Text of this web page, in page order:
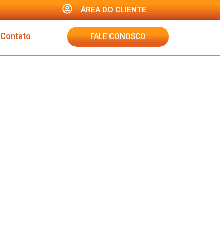
ÁREA DO CLIENTE
Contato FALE CONOSCO